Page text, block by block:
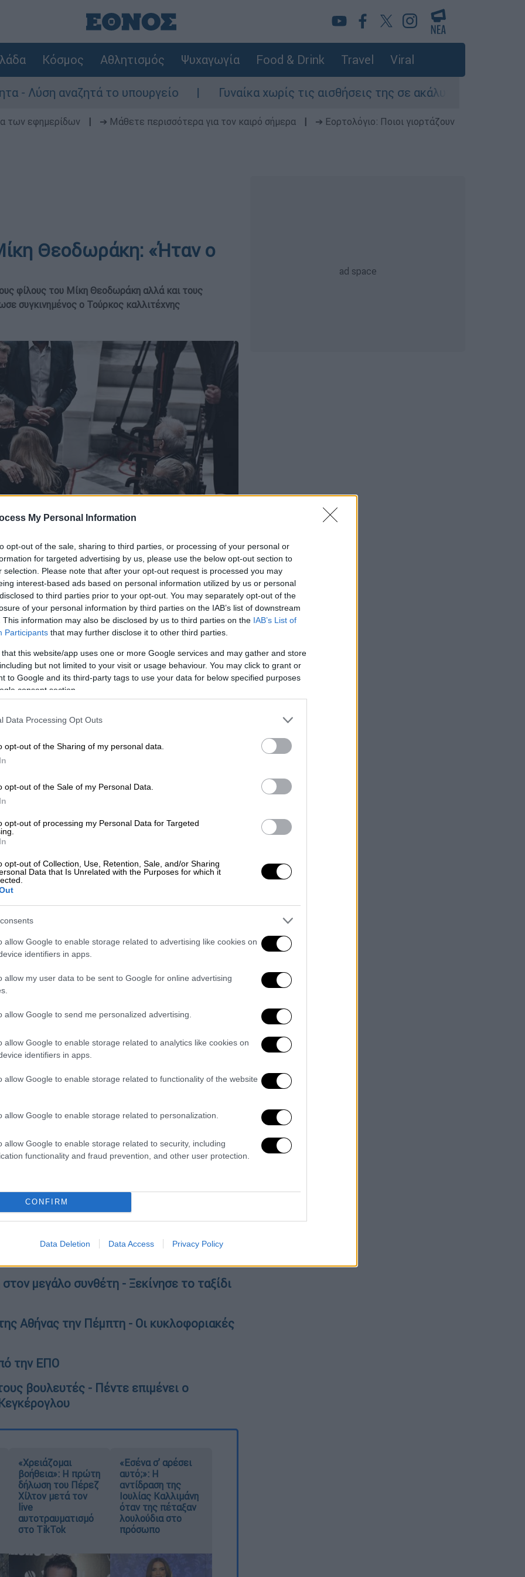
My Personal Information
opt-out of the sale, sharing to third parties, or processing of your personal or
for targeted advertising by us, please use the below opt-out section to
selection. Please note that after your opt-out request is processed you may
interest-based ads based on personal information utilized by us or personal
to third parties prior to your opt-out. You may separately opt-out of the
of your personal information by third parties on the IAB’s list of downstream
This information may also be disclosed by us to third parties on the IAB’s List of
Participants that may further disclose it to other third parties.
that this website/app uses one or more Google services and may gather and store
but not limited to your visit or usage behaviour. You may click to grant or
to Google and its third-party tags to use your data for below specified purposes
consent section.
Data Processing Opt Outs
opt-out of the Sharing of my personal data.
opt-out of the Sale of my Personal Data.
opt-out of processing my Personal Data for Targeted
opt-out of Collection, Use, Retention, Sale, and/or Sharing
Data that Is Unrelated with the Purposes for which it
allow Google to enable storage related to advertising like cookies on
identifiers in apps.
allow my user data to be sent to Google for online advertising
allow Google to send me personalized advertising.
allow Google to enable storage related to analytics like cookies on
identifiers in apps.
allow Google to enable storage related to functionality of the website
allow Google to enable storage related to personalization.
allow Google to enable storage related to security, including
functionality and fraud prevention, and other user protection.
CONFIRM
Data Deletion Data Access Privacy Policy
Κόσμος Αθλητισμός Ψυχαγωγία Food & Drink Travel Viral
αναζητά το υπουργείο Γυναίκα χωρίς τις αισθήσεις της σε ακάλυπτο
των εφημερίδων ➔ Μάθετε περισσότερα για τον καιρό σήμερα
➔ Εορτολόγιο: Ποιοι γιορτάζουν
Θεοδωράκη: «Ήταν ο
φίλους του Μίκη Θεοδωράκη αλλά και τους
συγκινημένος ο Τούρκος καλλιτέχνης
το ΕΘΝΟΣ στη Google
Τούρκος καλλιτέχνης,
φορές με τον μεγάλο μας
στηΜητρόπολη
του φίλο και συνεργάτη. Σε δηλώσεις
μετά την τελετή σημείωσε ότι ο
αδερφός» και πως ήρθε στην Αθήνα για
του τουρκικού λαού.
τους φίλους του
της Τουρκίας και να εκφράσω τον
τους στον
συνεχεία μίλησε για τη μεγάλη του λύπη.
σαράντα χρόνια συνεργασίας και έπειτα
δράσεις που κάναμε μαζί νιώθω ένα
Μίκης Θεοδωράκης, ο κ.Λιβανελί
μουαδερφός, ο καλός μου φίλος.
μεγάλο συνθέτη - Ξεκίνησε το ταξίδι
Αθήνας την Πέμπτη - Οι κυκλοφοριακές
την ΕΠΟ
βουλευτές - Πέντε επιμένει ο
«Χρειάζομαι
βοήθεια»: Η πρώτη
δήλωση του Πέρεζ
Χίλτον μετά τον
live
αυτοτραυματισμό
στο TikTok
«Εσένα σ’ αρέσει
αυτό;»: Η
αντίδραση της
Ιουλίας Καλλιμάνη
όταν της πέταξαν
λουλούδια στο
πρόσωπο